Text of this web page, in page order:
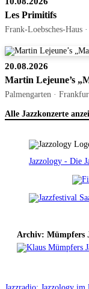
Les Primitifs
Frank-Loebsches-Haus
20.08.2026
Martin Lejeune’s
Palmengarten ·
Alle Jazzkonzerte
Jazzology - Die
Archiv: Mümpfers